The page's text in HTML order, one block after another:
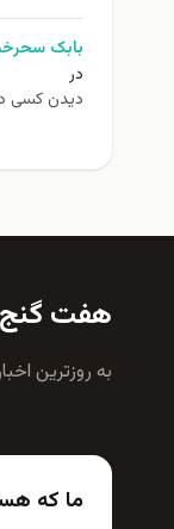
بابک
در
دیدن کسی
هفت گنج
به روزترين
ما که